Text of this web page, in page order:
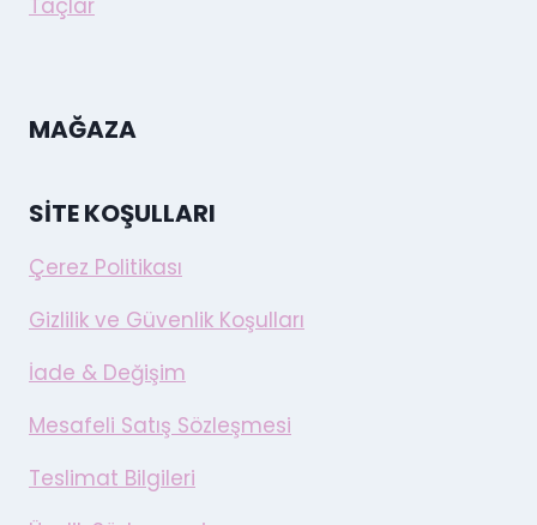
Taçlar
MAĞAZA
SITE KOŞULLARI
Çerez Politikası
Gizlilik ve Güvenlik Koşulları
İade & Değişim
Mesafeli Satış Sözleşmesi
Teslimat Bilgileri